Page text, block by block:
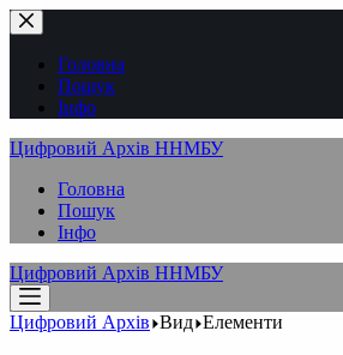
Перейти
до
вмістуГоловна
Пошук
Інфо
Цифровий Архів ННМБУ
Головна
Пошук
Інфо
Цифровий Архів ННМБУ
Цифровий Архів Вид Елементи